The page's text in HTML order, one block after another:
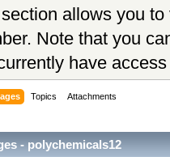
allows you
Note that you
have
Topics Attachments
- polychemicals12